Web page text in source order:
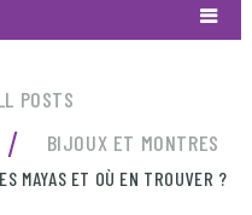
POSTS
/ BIJOUX ET MONTRES
MAYAS ET OÙ EN TROUVER ?